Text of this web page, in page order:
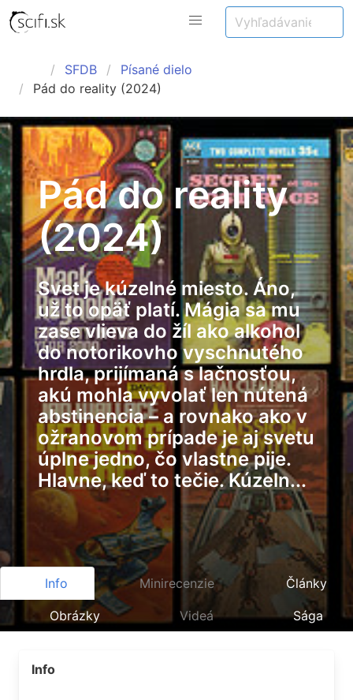
SFDB
Písané dielo
Pád do reality (2024)
Pád do reality
(2024)
Svet je kúzelné miesto. Áno,
už to opäť platí. Mágia sa mu
zase vlieva do žíl ako alkohol
do notorikovho vyschnutého
hrdla, prijímaná s lačnosťou,
akú mohla vyvolať len nútená
abstinencia – a rovnako ako v
ožranovom prípade je aj svetu
úplne jedno, čo vlastne pije.
Hlavne, keď to tečie. Kúzeln...
Info Minirecenzie Články
Obrázky Videá Sága
Info